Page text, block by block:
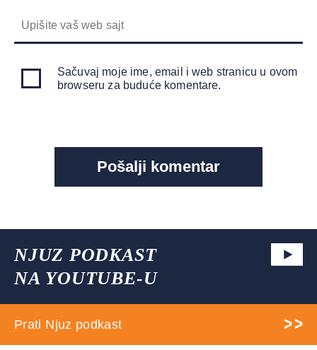
Sačuvaj moje ime, email i web stranicu u ovom
browseru za buduće komentare.
NJUZ PODKAST
NA YOUTUBE-U
Prati Njuz podkast